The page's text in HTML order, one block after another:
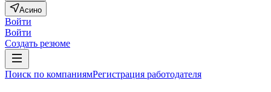
Асино
Войти
Войти
Создать резюме
Поиск по компаниямРегистрация работодателя